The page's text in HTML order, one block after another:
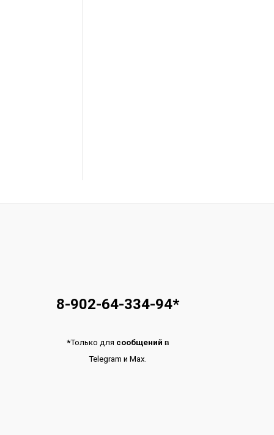
8-902-64-334-94*
*Только для сообщений в
TelegramиMax.